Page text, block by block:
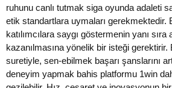
ruhunu canlı tutmak siga oyunda adaleti
etik standartlara uymaları gerekmektedir.
katılımcılara saygı göstermenin yanı
kazanılmasına yönelik bir isteği
suretiyle, sen-ebilmek başarı şanslarını
deneyim yapmak bahis platformu 1win